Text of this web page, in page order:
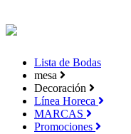
Lista de Bodas
mesa
Decoración
Línea Horeca
MARCAS
Promociones